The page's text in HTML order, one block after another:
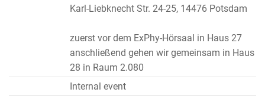
Karl-Liebknecht Str. 24-25, 14476 Potsdam
zuerst vor dem ExPhy-Hörsaal in Haus 27
anschließend gehen wir gemeinsam in Haus
28 in Raum 2.080
Internal event